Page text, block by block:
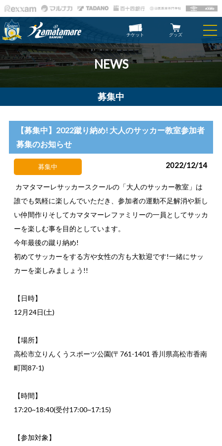
チケット グッズ
NEWS
募集中
【募集中】2022蹴り納め! 大人のサッカー教室参加者
募集のお知らせ
募集中 2022/12/14
カマタマーレサッカースクールの「大人のサッカー教室」は
誰でも気軽に楽しんでいただき、参加者の運動不足解消や新し
い仲間作りそしてカマタマーレファミリーの一員としてサッカ
ーを楽しむ事を目的としています。
今年最後の蹴り納め!
初めてサッカーをする方や女性の方も大歓迎です!一緒にサッ
カーを楽しみましょう!!
【日時】
12月24日(土)
【場所】
高松市立りんくうスポーツ公園(〒761-1401 香川県高松市香南
町岡87-1)
【時間】
17:20~18:40(受付17:00~17:15)
【参加対象】